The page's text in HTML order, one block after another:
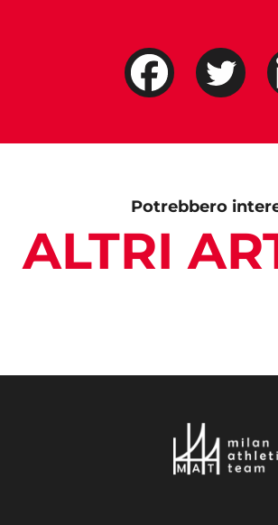
Potrebbero
ALTRI